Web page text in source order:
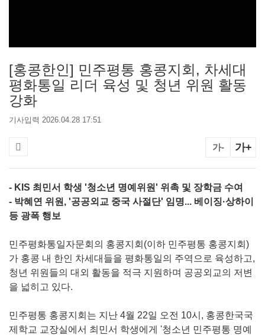
[홍콩한인] 민주평통 홍콩지회, 차세대
평화통일 리더 육성 및 청년 위원 활동
강화
기사입력 2026.04.28 17:51
가- 가+
- KIS 최민서 학생 '청소년 명예위원' 위촉 및 장학금 수여
- 박혜연 위원, '공공외교 중국 사절단' 임명... 베이징·상하이
등 광폭 행보
민주평화통일자문회의 홍콩지회(이하 민주평통 홍콩지회)
가 홍콩 내 한인 차세대들을 평화통일의 주역으로 육성하고,
청년 위원들의 대외 활동을 적극 지원하며 공공외교의 저변
을 넓히고 있다.
민주평통 홍콩지회는 지난 4월 22일 오전 10시, 홍콩한국국
제학교 교장실에서 최민서 학생에게 '청소년 민주평통 명예